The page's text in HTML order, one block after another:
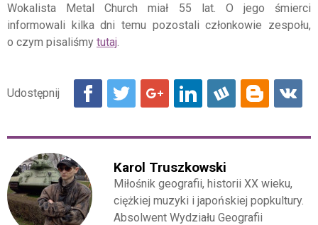
Wokalista Metal Church miał 55 lat. O jego śmierci
informowali kilka dni temu pozostali członkowie zespołu,
o czym pisaliśmy tutaj
Karol Truszkowski
Miłośnik geografii, historii XX wieku,
ciężkiej muzyki i japońskiej popkultury.
Absolwent Wydziału Geografii